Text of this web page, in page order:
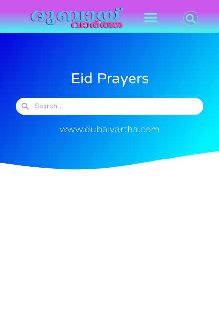
Eid Prayers
www.dubaivartha.com